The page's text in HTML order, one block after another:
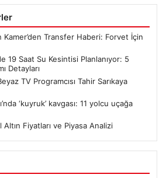
Kamer’den Transfer Haberi: Forvet İçin
19 Saat Su Kesintisi Planlanıyor: 5
Detayları
TV Programcısı Tahir Sarıkaya
‘kuyruk’ kavgası: 11 yolcu uçağa
Fiyatları ve Piyasa Analizi